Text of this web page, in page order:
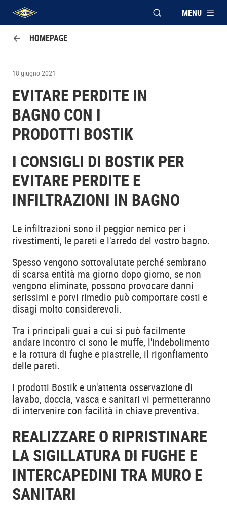
UHU logo
APRI FINESTRA
MENU
HOMEPAGE
18 giugno 2021
EVITARE PERDITE IN
BAGNO CON I
PRODOTTI BOSTIK
I CONSIGLI DI BOSTIK PER
EVITARE PERDITE E
INFILTRAZIONI IN BAGNO
Le infiltrazioni sono il peggior nemico per i
rivestimenti, le pareti e l'arredo del vostro bagno.
Spesso vengono sottovalutate perché sembrano
di scarsa entità ma giorno dopo giorno, se non
vengono eliminate, possono provocare danni
serissimi e porvi rimedio può comportare costi e
disagi molto considerevoli.
Tra i principali guai a cui si può facilmente
andare incontro ci sono le muffe, l'indebolimento
e la rottura di fughe e piastrelle, il rigonfiamento
delle pareti.
I prodotti Bostik e un'attenta osservazione di
lavabo, doccia, vasca e sanitari vi permetteranno
di intervenire con facilità in chiave preventiva.
REALIZZARE O RIPRISTINARE
LA SIGILLATURA DI FUGHE E
INTERCAPEDINI TRA MURO E
SANITARI